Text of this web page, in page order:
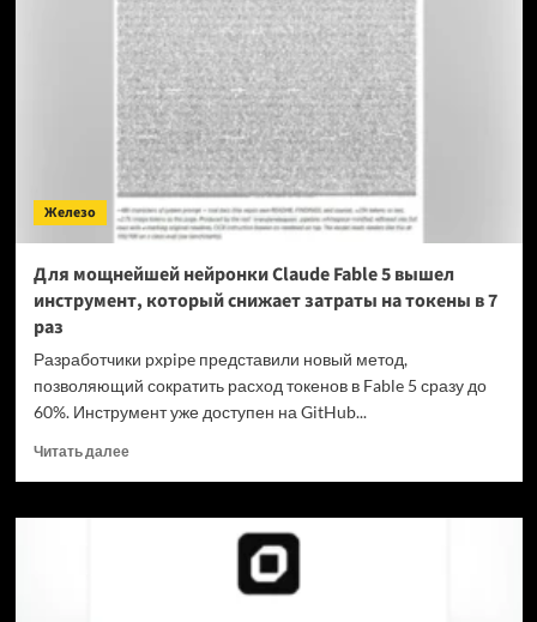
OxygenOS
и
Realme
UI
—
OnePlus
и
realme
полностью
переходят
на
Железо
Для мощнейшей нейронки Claude Fable 5 вышел
инструмент, который снижает затраты на токены в 7
раз
Разработчики pxpipe представили новый метод,
позволяющий сократить расход токенов в Fable 5 сразу до
60%. Инструмент уже доступен на GitHub...
Читать далееПрочитать
Для